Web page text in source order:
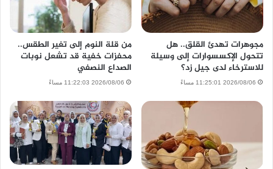
مجوهرات تهدئ القلق.. هل
تتحول الإكسسوارات إلى وسيلة
للاسترخاء لدى جيل زد؟
2026/08/06 11:25:01 مساءً
من قلة النوم إلى تغير الطقس..
محفزات خفية قد تشعل نوبات
الصداع النصفي
2026/08/06 11:22:03 مساءً